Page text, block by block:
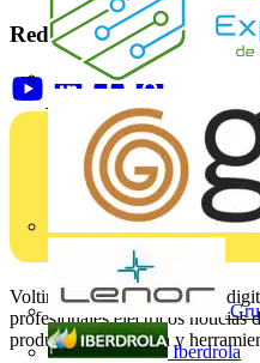
Iberdrola
Redes sociales
Voltimum es una plataforma
profesionales eléctricos noticias
productos, formación y